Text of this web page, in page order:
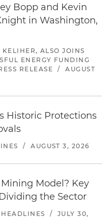
Bopp and Kevin
in Washington,
ALSO JOINS
ENERGY FUNDING
RELEASE /
AUGUST
Historic Protections
/ AUGUST 3, 2026
Model? Key
the Sector
/
JULY 30,